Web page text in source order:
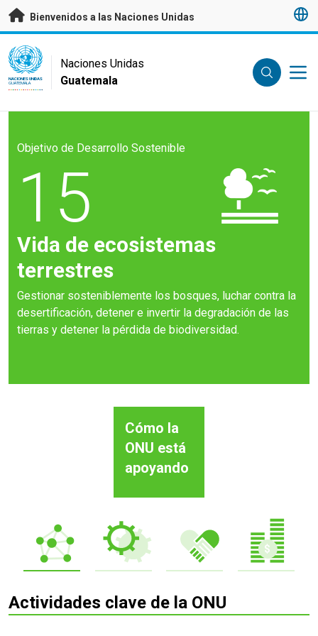
Saltar a contenido principal
Bienvenidos a las Naciones Unidas
UN Logo
NACIONES UNIDAS
GUATEMALA
Naciones Unidas
Guatemala
Objetivo de Desarrollo Sostenible
15
Vida de ecosistemas
terrestres
Gestionar sosteniblemente los bosques, luchar contra la
desertificación, detener e invertir la degradación de las
tierras y detener la pérdida de biodiversidad.
Cómo la
ONU está
apoyando
Actividades clave de la ONU